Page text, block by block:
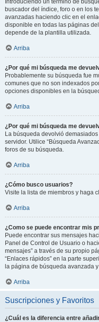
Introduciendo un término de
buscador del índice, foro o en los
avanzadas haciendo clic en el
disponible en todas las páginas
depende de la plantilla utilizada.
Arriba
¿Por qué mi búsqueda me
Probablemente su búsqueda fue
comunes que no son indexados
opciones disponibles en la
Arriba
¿Por qué mi búsqueda me
La búsqueda devolvió
servidor. Utilice “Búsqueda
foros de su búsqueda.
Arriba
¿Cómo busco usuarios?
Visite la lista de miembros y haga
Arriba
¿Como se puede encontrar mis
Puede encontrar sus mensajes
Panel de Control de Usuario o
mensajes” a través de su propio
“Enlaces rápidos” en la parte
la página de búsqueda avanzada
Arriba
Suscripciones y Favoritos
¿Cuál es la diferencia entre